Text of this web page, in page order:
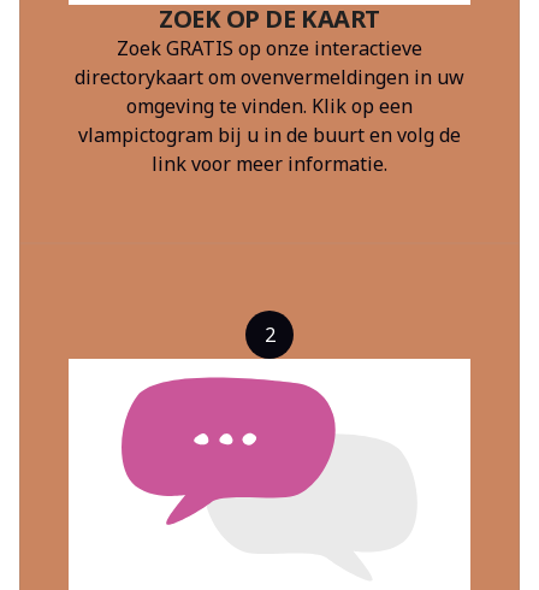
ZOEK OP DE KAART
Zoek GRATIS op onze interactieve
directorykaart om ovenvermeldingen in uw
omgeving te vinden. Klik op een
vlampictogram bij u in de buurt en volg de
link voor meer informatie.
2